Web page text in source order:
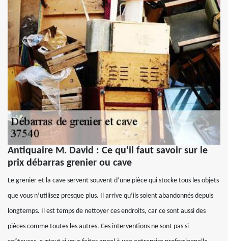
Antiquaire M. David : Ce qu’il faut savoir sur le
prix débarras grenier ou cave
Le grenier et la cave servent souvent d’une pièce qui stocke tous les objets
que vous n’utilisez presque plus. Il arrive qu’ils soient abandonnés depuis
longtemps. Il est temps de nettoyer ces endroits, car ce sont aussi des
pièces comme toutes les autres. Ces interventions ne sont pas si